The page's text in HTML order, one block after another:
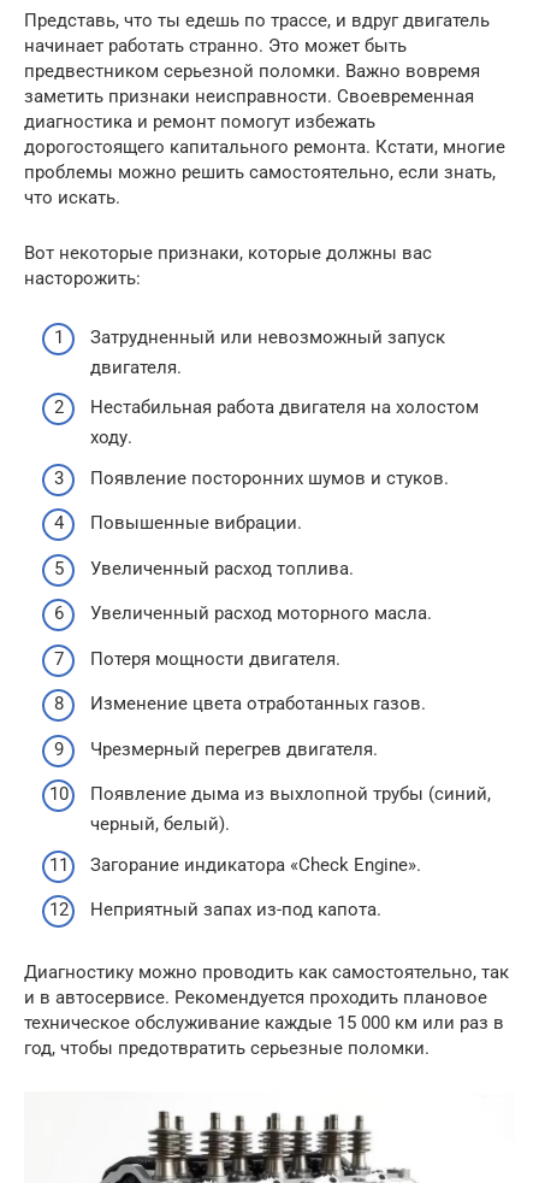
Представь, что ты едешь по трассе, и вдруг двигатель
начинает работать странно. Это может быть
предвестником серьезной поломки. Важно вовремя
заметить признаки неисправности. Своевременная
диагностика и ремонт помогут избежать
дорогостоящего капитального ремонта. Кстати, многие
проблемы можно решить самостоятельно, если знать,
что искать.
Вот некоторые признаки, которые должны вас
насторожить:
Затрудненный или невозможный запуск
двигателя.
Нестабильная работа двигателя на холостом
ходу.
Появление посторонних шумов и стуков.
Повышенные вибрации.
Увеличенный расход топлива.
Увеличенный расход моторного масла.
Потеря мощности двигателя.
Изменение цвета отработанных газов.
Чрезмерный перегрев двигателя.
Появление дыма из выхлопной трубы (синий,
черный, белый).
Загорание индикатора «Check Engine».
Неприятный запах из-под капота.
Диагностику можно проводить как самостоятельно, так
и в автосервисе. Рекомендуется проходить плановое
техническое обслуживание каждые 15 000 км или раз в
год, чтобы предотвратить серьезные поломки.